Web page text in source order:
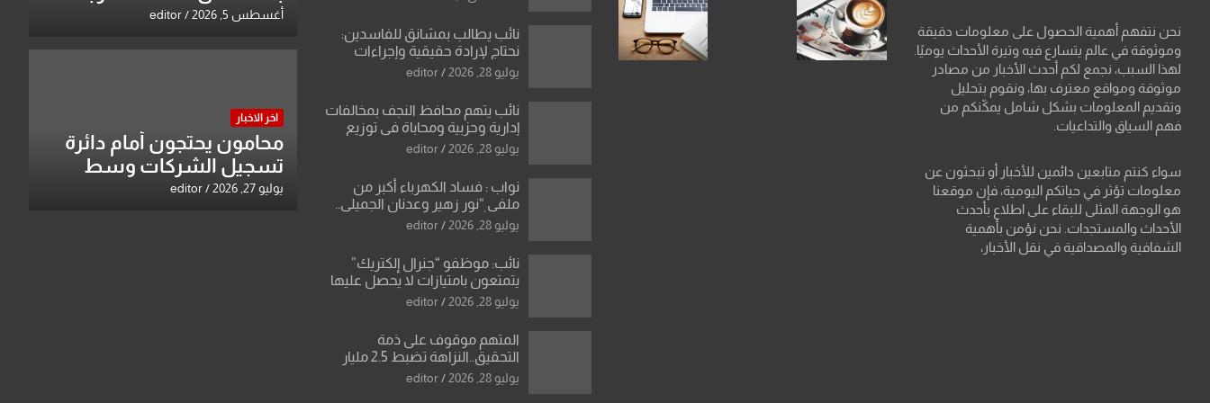
نحن نتفهم أهمية الحصول على معلومات دقيقة
وموثوقة في عالم يتسارع فيه وتيرة الأحداث يوميًا.
لهذا السبب، نجمع لكم أحدث الأخبار من مصادر
موثوقة ومواقع معترف بها، ونقوم بتحليل
وتقديم المعلومات بشكل شامل يمكّنكم من
فهم السياق والتداعيات.
سواء كنتم متابعين دائمين للأخبار أو تبحثون عن
معلومات تؤثر في حياتكم اليومية، فإن موقعنا
هو الوجهة المثلى للبقاء على اطلاع بأحدث
الأحداث والمستجدات. نحن نؤمن بأهمية
الشفافية والمصداقية في نقل الأخبار،
نائب يطالب بمشانق للفاسدين:
نحتاج لإرادة حقيقية وإجراءات
رادعة تمنع استمرار الاعتداء على
يوليو 28, 2026 editor
نائب يتهم محافظ النجف بمخالفات
إدارية وحزبية ومحاباة في توزيع
الأراضي
يوليو 28, 2026 editor
نواب : فساد الكهرباء أكبر من
ملفي “نور زهير وعدنان الجميلي..
نصر الله يكشف فروقات صادمة
يوليو 28, 2026 editor
نائب: موظفو “جنرال إلكتريك”
يتمتعون بامتيازات لا يحصل عليها
رئيس الوزراء ان الشركة تنظر
شروطها
يوليو 28, 2026 editor
المتهم موقوف على ذمة
التحقيق..النزاهة تضبط 2.5 مليار
دينار في منزل مسؤول بصلاح
يوليو 28, 2026 editor
وتبقي اسم مالكها مدرجا
أغسطس 5, 2026 editor
اخر الاخبار
محامون يحتجون أمام دائرة
تسجيل الشركات وسط
بغداد
يوليو 27, 2026 editor